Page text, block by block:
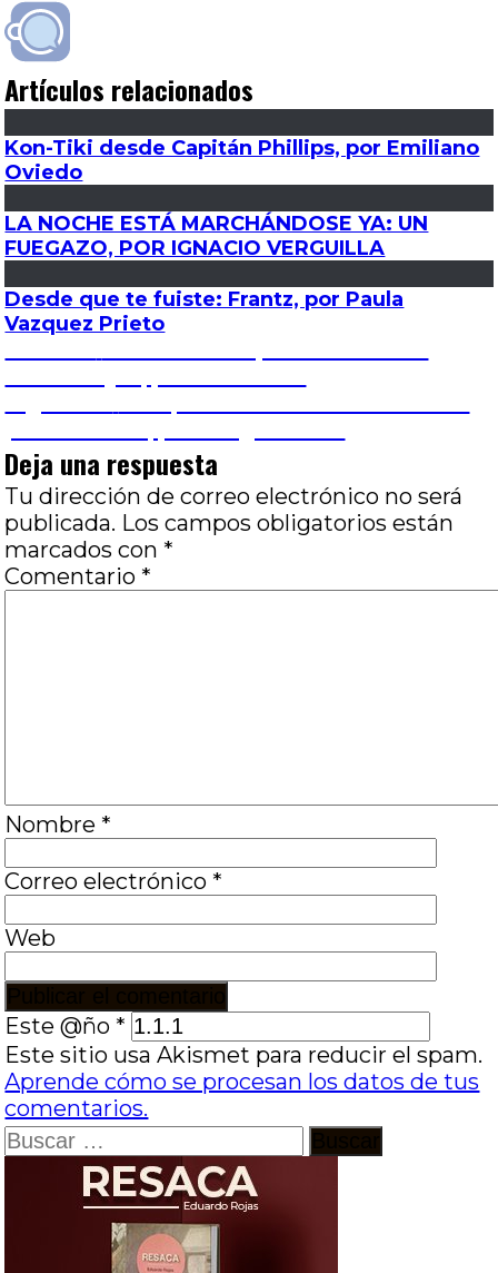
Artículos relacionados
Kon-Tiki desde Capitán Phillips, por Emiliano
Oviedo
LA NOCHE ESTÁ MARCHÁNDOSE YA: UN
FUEGAZO, POR IGNACIO VERGUILLA
Desde que te fuiste: Frantz, por Paula
Vazquez Prieto
Navegación
de
entradas
Deja una respuesta
Tu dirección de correo electrónico no será
publicada. Los campos obligatorios están
marcados con *
Comentario *
Nombre *
Correo electrónico *
Web
Este @ño *
Este sitio usa Akismet para reducir el spam.
Aprende cómo se procesan los datos de tus
comentarios.
Buscar: